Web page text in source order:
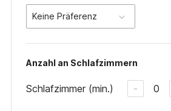
Keine Präferenz
Anzahl an Schlafzimmern
Schlafzimmer (min.) - 0